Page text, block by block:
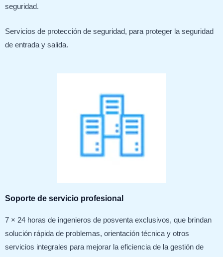
seguridad.
Servicios de protección de seguridad, para proteger la seguridad
de entrada y salida.
Soporte de servicio profesional
7 × 24 horas de ingenieros de posventa exclusivos, que brindan
solución rápida de problemas, orientación técnica y otros
servicios integrales para mejorar la eficiencia de la gestión de